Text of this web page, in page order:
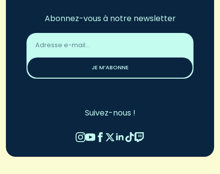
Abonnez-vous à notre newsletter
Adresse
email
JE M’ABONNE
Suivez-nous !